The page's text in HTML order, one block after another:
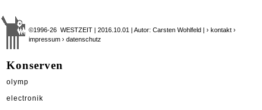
©1996-26 WESTZEIT | 2016.10.01 | Autor: Carsten Wohlfeld |› kontakt ›
impressum › datenschutz
Konserven
olymp
electronik